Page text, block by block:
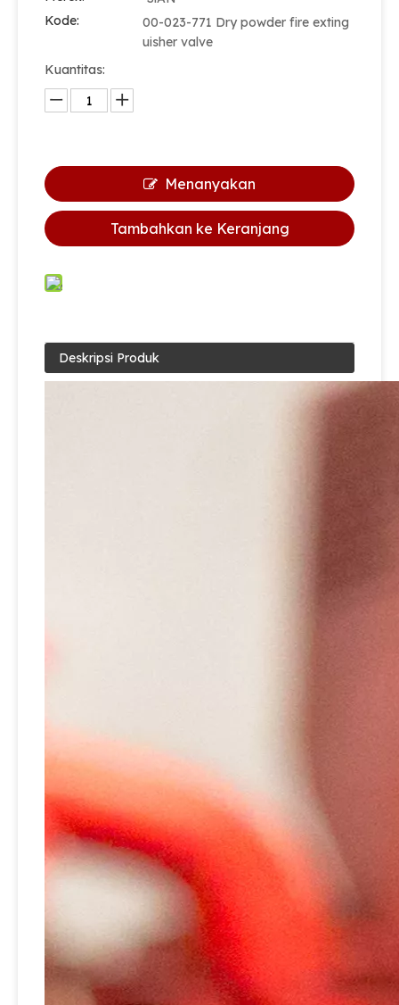
Kode:
00-023-771 Dry powder fire exting
uisher valve
Kuantitas:
Menanyakan
Tambahkan ke Keranjang
Deskripsi Produk